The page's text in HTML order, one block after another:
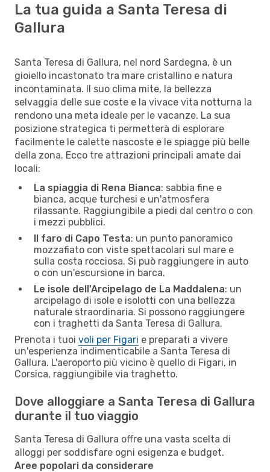
La tua guida a Santa Teresa di
Gallura
Santa Teresa di Gallura, nel nord Sardegna, è un
gioiello incastonato tra mare cristallino e natura
incontaminata. Il suo clima mite, la bellezza
selvaggia delle sue coste e la vivace vita notturna la
rendono una meta ideale per le vacanze. La sua
posizione strategica ti permetterà di esplorare
facilmente le calette nascoste e le spiagge più belle
della zona. Ecco tre attrazioni principali amate dai
locali:
La spiaggia di Rena Bianca: sabbia fine e
bianca, acque turchesi e un'atmosfera
rilassante. Raggiungibile a piedi dal centro o con
i mezzi pubblici.
Il faro di Capo Testa: un punto panoramico
mozzafiato con viste spettacolari sul mare e
sulla costa rocciosa. Si può raggiungere in auto
o con un'escursione in barca.
Le isole dell'Arcipelago de La Maddalena: un
arcipelago di isole e isolotti con una bellezza
naturale straordinaria. Si possono raggiungere
con i traghetti da Santa Teresa di Gallura.
Prenota i tuoi voli per Figari e preparati a vivere
un'esperienza indimenticabile a Santa Teresa di
Gallura. L'aeroporto più vicino è quello di Figari, in
Corsica, raggiungibile via traghetto.
Dove alloggiare a Santa Teresa di Gallura
durante il tuo viaggio
Santa Teresa di Gallura offre una vasta scelta di
alloggi per soddisfare ogni esigenza e budget.
Aree popolari da considerare